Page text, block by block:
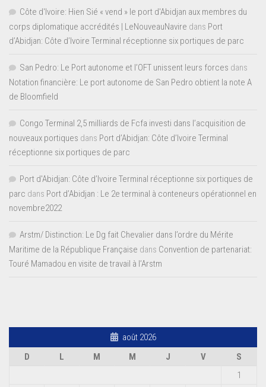
Côte d'Ivoire: Hien Sié « vend » le port d'Abidjan aux membres du
corps diplomatique accrédités | LeNouveauNavire dans Port
d’Abidjan: Côte d’Ivoire Terminal réceptionne six portiques de parc
San Pedro: Le Port autonome et l’OFT unissent leurs forces dans
Notation financière: Le port autonome de San Pedro obtient la note A
de Bloomfield
Congo Terminal 2,5 milliards de Fcfa investi dans l’acquisition de
nouveaux portiques dans Port d’Abidjan: Côte d’Ivoire Terminal
réceptionne six portiques de parc
Port d'Abidjan: Côte d’Ivoire Terminal réceptionne six portiques de
parc dans Port d’Abidjan : Le 2e terminal à conteneurs opérationnel en
novembre2022
Arstm/ Distinction: Le Dg fait Chevalier dans l’ordre du Mérite
Maritime de la République Française dans Convention de partenariat:
Touré Mamadou en visite de travail à l’Arstm
août 2026
D
L M M J V
S
1